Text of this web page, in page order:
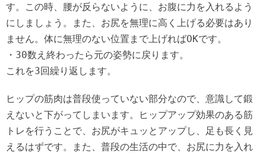
す。この時、腰が反らないように、お腹に力を入れるよう
にしましょう。また、お尻を無理に高く上げる必要はあり
ません。体に無理のない位置まで上げればOKです。
・30数え終わったら元の姿勢に戻ります。
これを3回繰り返します。
ヒップの筋肉は普段使っていない部分なので、意識して鍛
えないと下がってしまいます。ヒップアップ効果のある筋
トレを行うことで、お尻がキュッとアップし、足も長く見
えるはずです。また、普段の生活の中で、お尻に力を入れ